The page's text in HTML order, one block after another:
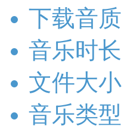
下载音
音乐时长
文件大
音乐类